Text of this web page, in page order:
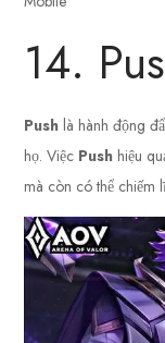
14.
Push là hành động
họ. Việc Push hiệu
mà còn có thể chiếm